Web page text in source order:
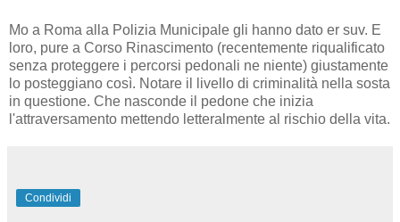
Mo a Roma alla Polizia Municipale gli hanno dato er suv. E
loro, pure a Corso Rinascimento (recentemente riqualificato
senza proteggere i percorsi pedonali ne niente) giustamente
lo posteggiano così. Notare il livello di criminalità nella sosta
in questione. Che nasconde il pedone che inizia
l'attraversamento mettendo letteralmente al rischio della vita.
Condividi